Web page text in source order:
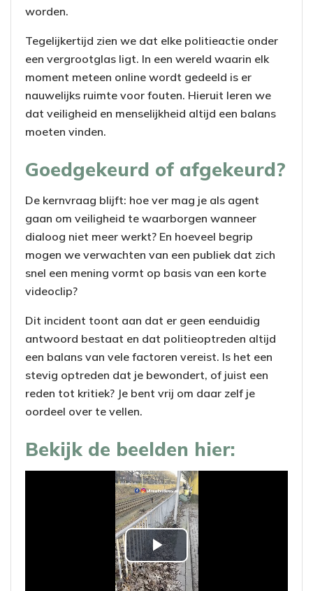
worden.
Tegelijkertijd zien we dat elke politieactie onder
een vergrootglas ligt. In een wereld waarin elk
moment meteen online wordt gedeeld is er
nauwelijks ruimte voor fouten. Hieruit leren we
dat veiligheid en menselijkheid altijd een balans
moeten vinden.
Goedgekeurd of afgekeurd?
De kernvraag blijft: hoe ver mag je als agent
gaan om veiligheid te waarborgen wanneer
dialoog niet meer werkt? En hoeveel begrip
mogen we verwachten van een publiek dat zich
snel een mening vormt op basis van een korte
videoclip?
Dit incident toont aan dat er geen eenduidig
antwoord bestaat en dat politieoptreden altijd
een balans van vele factoren vereist. Is het een
stevig optreden dat je bewondert, of juist een
reden tot kritiek? Je bent vrij om daar zelf je
oordeel over te vellen.
Bekijk de beelden hier:
P